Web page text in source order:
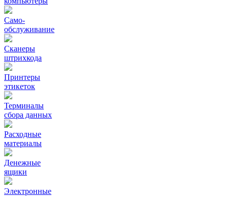
Само-
обслуживание
Сканеры
штрихкода
Принтеры
этикеток
Терминалы
сбора данных
Расходные
материалы
Денежные
ящики
Электронные